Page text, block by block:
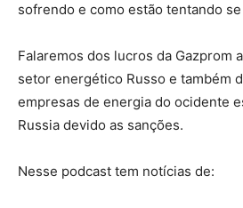
sofrendo e como estão tentando
Falaremos dos lucros da Gazprom
setor energético Russo e também
empresas de energia do ocidente
Russia devido as sanções.
Nesse podcast tem notícias de: